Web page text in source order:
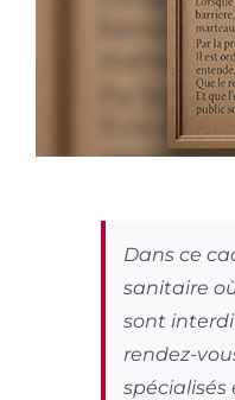
Dans ce
sanitaire
sont
rendez-
spécialisés